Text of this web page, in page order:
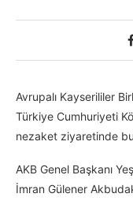
Avrupalı Kayserililer
Türkiye Cumhuriyeti
nezaket ziyaretinde
AKB Genel Başkanı
İmran Gülener